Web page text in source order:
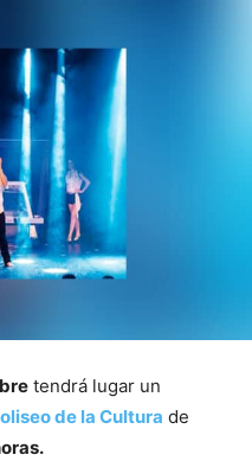
tendrá lugar un
de la Cultura de